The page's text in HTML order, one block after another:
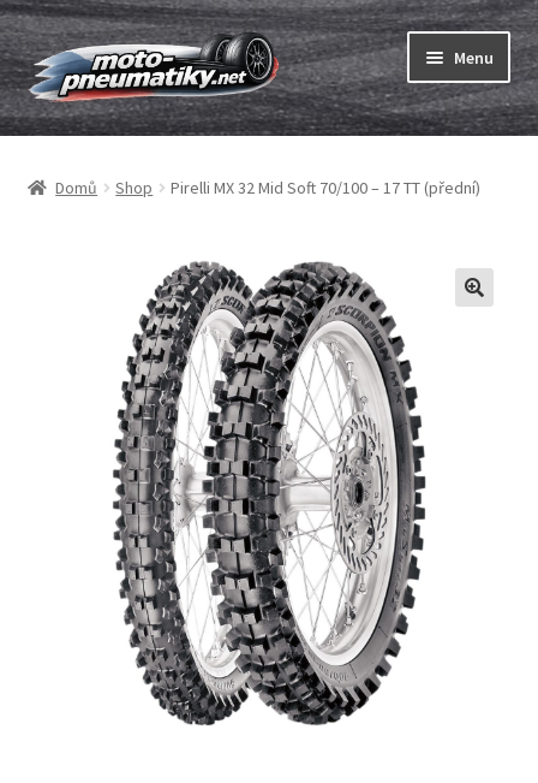
Přeskočit
na
navigaci
Přejít
k
obsahu
webu
Menu
Pneumatiky
Expand
menu
Duše & ráfkové pásky
Expand
child
Domů Shop Pirelli MX 32 Mid Soft 70/100 – 17 TT (přední)